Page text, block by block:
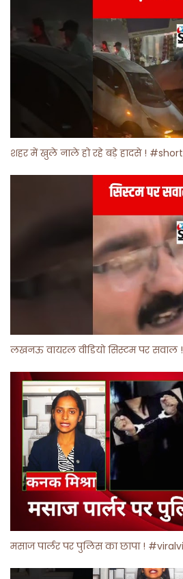
शहर में खुले नाले हो रहे बड़े हादसे !
लखनऊ वायरल वीडियो सिस्टम पर